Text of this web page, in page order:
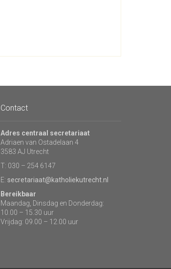
Contact
Adres centraal secretariaat
Adriaen van Ostadelaan 4
3583 AJ Utrecht
T: 030 – 254 6147
E: secretariaat@katholiekutrecht.nl
Bereikbaar
Maandag, Dinsdag en Donderdag:
10.00 – 15.30 uur
Vrijdag: 09.00 – 12.00 uur